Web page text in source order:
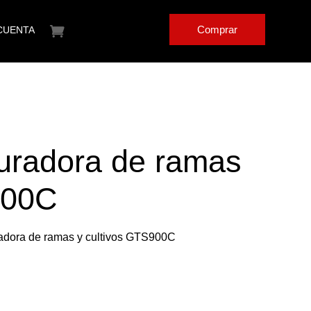
Comprar
de ramas
de ramas y cultivos GTS900C